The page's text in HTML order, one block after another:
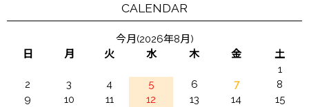
CALENDAR
今月(2026年8月)
日
月 火 水 木 金
土
1
2
3 4 5 6 7
8
9
10 11 12 13 14
15